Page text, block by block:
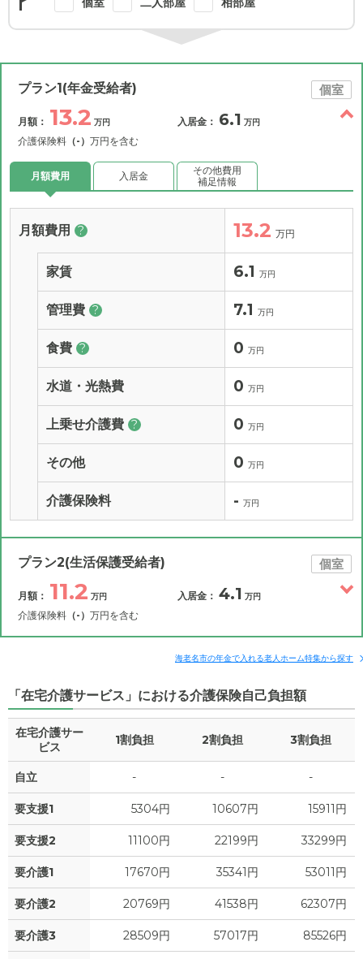
プラン1(年金受給者) 個室
月額： 13.2 万円
介護保険料 （-） 万円を含む
入居金： 6.1 万円
月額費用 入居金
その他費用
補足情報
月額費用 ? 13.2 万円
家賃 6.1 万円
管理費 ? 7.1 万円
食費 ? 0 万円
水道・光熱費 0 万円
上乗せ介護費 ? 0 万円
その他 0 万円
介護保険料 - 万円
プラン2(生活保護受給者) 個室
月額： 11.2 万円
介護保険料 （-） 万円を含む
入居金： 4.1 万円
補足情報
月額費用 ? 11.2 万円
家賃 4.1
食費 ? 0 万円
水道・光熱費 0
上乗せ介護費 ? 0 万円
その他 0 万円
海老名市の年金で入れる老人ホーム特集から探す
「在宅介護サービス」における介護保険自己負担額
在宅介護サー
ビス
1割負担 2割負担 3割負担
自立 - - -
要支援1 5304円 10607円 15911円
要支援2 11100円 22199円 33299円
要介護1 17670円 35341円 53011円
要介護2 20769円 41538円 62307円
要介護3 28509円 57017円 85526円